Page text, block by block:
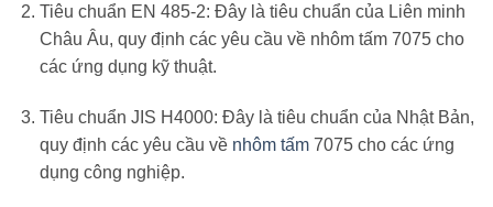
Tiêu chuẩn EN 485-2: Đây là tiêu chuẩn của Liên minh
Châu Âu, quy định các yêu cầu về nhôm tấm 7075 cho
các ứng dụng kỹ thuật.
Tiêu chuẩn JIS H4000: Đây là tiêu chuẩn của Nhật Bản,
quy định các yêu cầu về nhôm tấm7075 cho các ứng
dụng công nghiệp.